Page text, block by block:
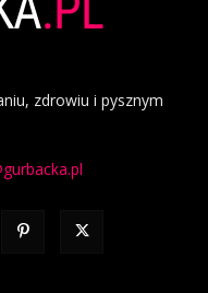
zdrowiu i pysznym